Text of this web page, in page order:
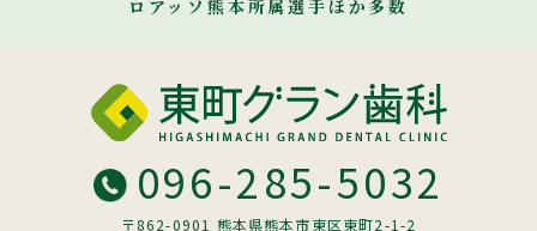
ロアッソ熊本所属選手ほか多数
096-285-5032
〒862-0901 熊本県熊本市東区東町2-1-2